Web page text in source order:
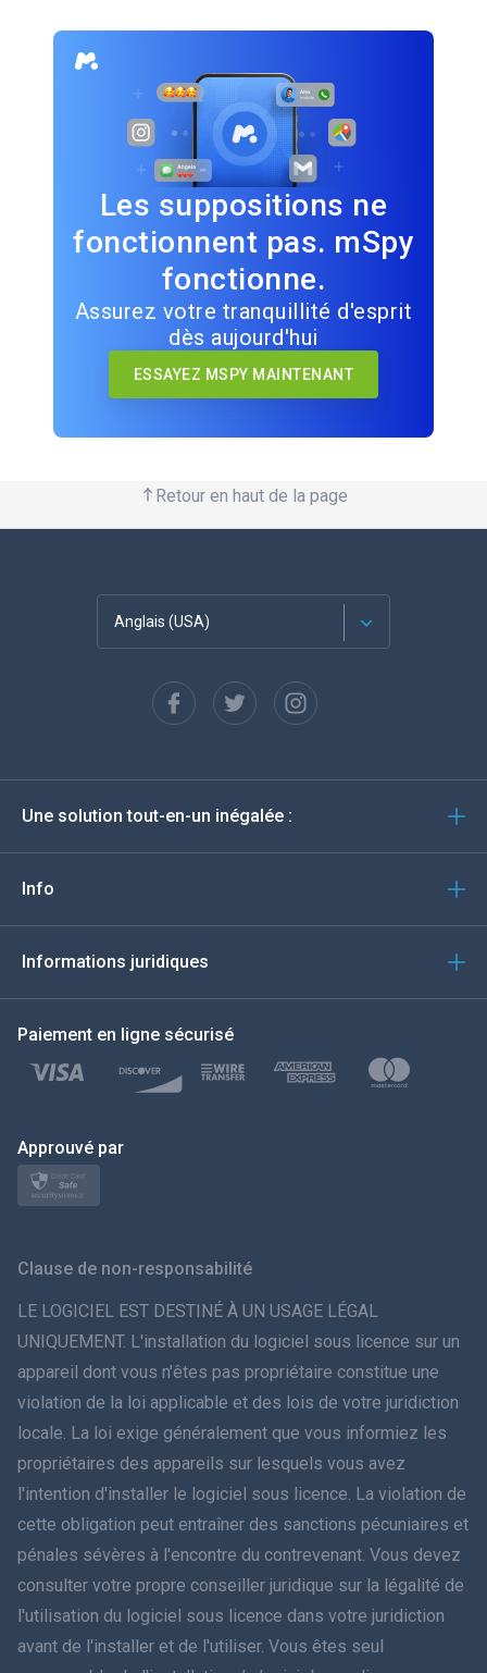
Les suppositions ne
fonctionnent pas. mSpy
fonctionne.
Assurez votre tranquillité d'esprit
dès aujourd'hui
ESSAYEZ MSPY MAINTENANT
Retour en haut de la page
Anglais (USA)
Espagnol
Deutsch
Türkçe
Polski
日本
ภาษาไทย
Dansk
हिंदी
עברית
Română
Ελληνικά
Une solution tout-en-un inégalée :
Info
Informations juridiques
Paiement en ligne sécurisé
Approuvé par
Clause de non-responsabilité
LE LOGICIEL EST DESTINÉ À UN USAGE LÉGAL
UNIQUEMENT. L'installation du logiciel sous licence sur un
appareil dont vous n'êtes pas propriétaire constitue une
violation de la loi applicable et des lois de votre juridiction
locale. La loi exige généralement que vous informiez les
propriétaires des appareils sur lesquels vous avez
l'intention d'installer le logiciel sous licence. La violation de
cette obligation peut entraîner des sanctions pécuniaires et
pénales sévères à l'encontre du contrevenant. Vous devez
consulter votre propre conseiller juridique sur la légalité de
l'utilisation du logiciel sous licence dans votre juridiction
avant de l'installer et de l'utiliser. Vous êtes seul